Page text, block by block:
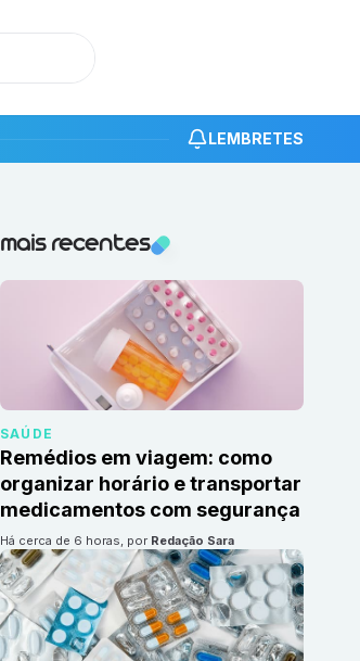
LEMBRETES
Notícias recentes
mais recentes
SAÚDE
Remédios em viagem: como
organizar horário e transportar
medicamentos com segurança
há cerca de 6 horas, por Redação Sara